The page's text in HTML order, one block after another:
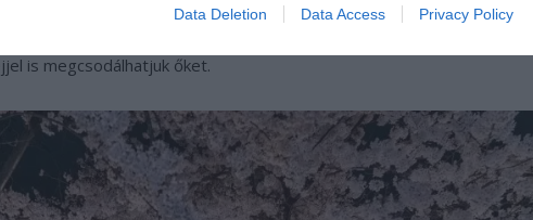
Data Deletion Data Access Privacy Policy
de a turisták is élvezik. A szigetországban számos helyen
kísérőkoncerteket, teaceremóniákat, kézműves vásárokat tartanak.
is megcsodálhatjuk őket.